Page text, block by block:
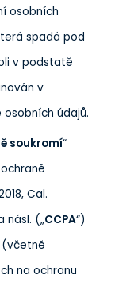
osobních
spadá pod
v podstatě
v
údajů.
soukromí“
Cal.
násl. („CCPA“)
(včetně
na ochranu